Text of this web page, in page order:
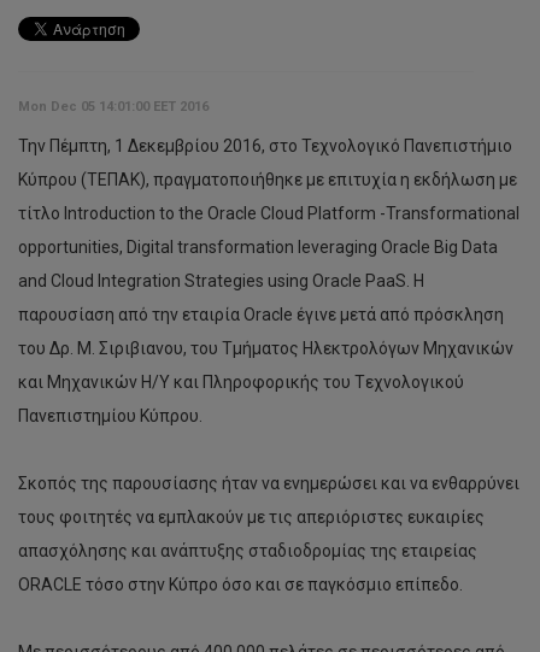
Mon Dec 05 14:01:00 EET 2016
Την Πέμπτη, 1 Δεκεμβρίου 2016, στο Τεχνολογικό Πανεπιστήμιο
Κύπρου (ΤΕΠΑΚ), πραγματοποιήθηκε με επιτυχία η εκδήλωση με
τίτλο Introduction to the Oracle Cloud Platform -Transformational
opportunities, Digital transformation leveraging Oracle Big Data
and Cloud Integration Strategies using Oracle PaaS. Η
παρουσίαση από την εταιρία Oracle έγινε μετά από πρόσκληση
του Δρ. Μ. Σιριβιανου, του Τμήματος Ηλεκτρολόγων Μηχανικών
και Μηχανικών Η/Υ και Πληροφορικής του Tεχνολογικού
Πανεπιστημίου Κύπρου.
Σκοπός της παρουσίασης ήταν να ενημερώσει και να ενθαρρύνει
τους φοιτητές να εμπλακούν με τις απεριόριστες ευκαιρίες
απασχόλησης και ανάπτυξης σταδιοδρομίας της εταιρείας
ORACLE τόσο στην Κύπρο όσο και σε παγκόσμιο επίπεδο.